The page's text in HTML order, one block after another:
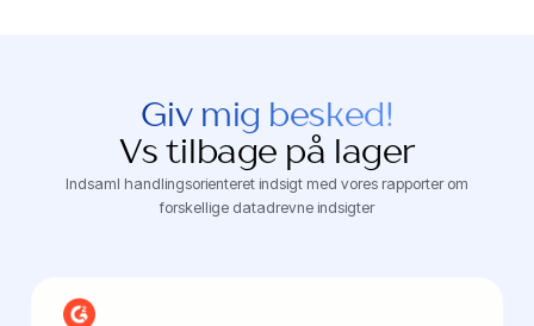
Giv mig besked!
Vs tilbage på lager
Indsaml handlingsorienteret indsigt med vores rapporter om
forskellige datadrevne indsigter